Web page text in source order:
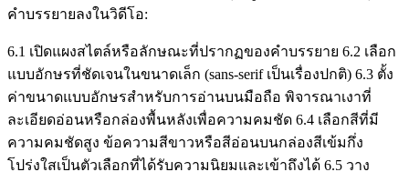
คำบรรยายลงในวิดีโอ:
6.1 เปิดแผงสไตล์หรือลักษณะที่ปรากฏของคำบรรยาย 6.2 เลือก
แบบอักษรที่ชัดเจนในขนาดเล็ก (sans-serif เป็นเรื่องปกติ) 6.3 ตั้ง
ค่าขนาดแบบอักษรสำหรับการอ่านบนมือถือ พิจารณาเงาที่
ละเอียดอ่อนหรือกล่องพื้นหลังเพื่อความคมชัด 6.4 เลือกสีที่มี
ความคมชัดสูง ข้อความสีขาวหรือสีอ่อนบนกล่องสีเข้มกึ่ง
โปร่งใสเป็นตัวเลือกที่ได้รับความนิยมและเข้าถึงได้ 6.5 วาง